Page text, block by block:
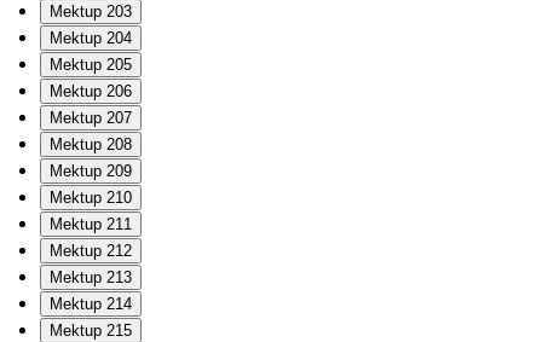
Mektup 203
Mektup 204
Mektup 205
Mektup 206
Mektup 207
Mektup 208
Mektup 209
Mektup 210
Mektup 211
Mektup 212
Mektup 213
Mektup 214
Mektup 215